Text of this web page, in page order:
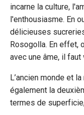
incarne la culture,
l'enthousiasme. En
délicieuses
Rosogolla. En effet,
avec une âme, il faut
L’ancien monde et
également la
termes de